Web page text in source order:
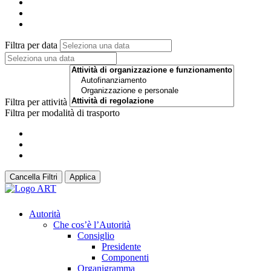
Filtra per data
Filtra per attività
Filtra per modalità di trasporto
Cancella Filtri Applica
Autorità
Che cos’è l’Autorità
Consiglio
Presidente
Componenti
Organigramma